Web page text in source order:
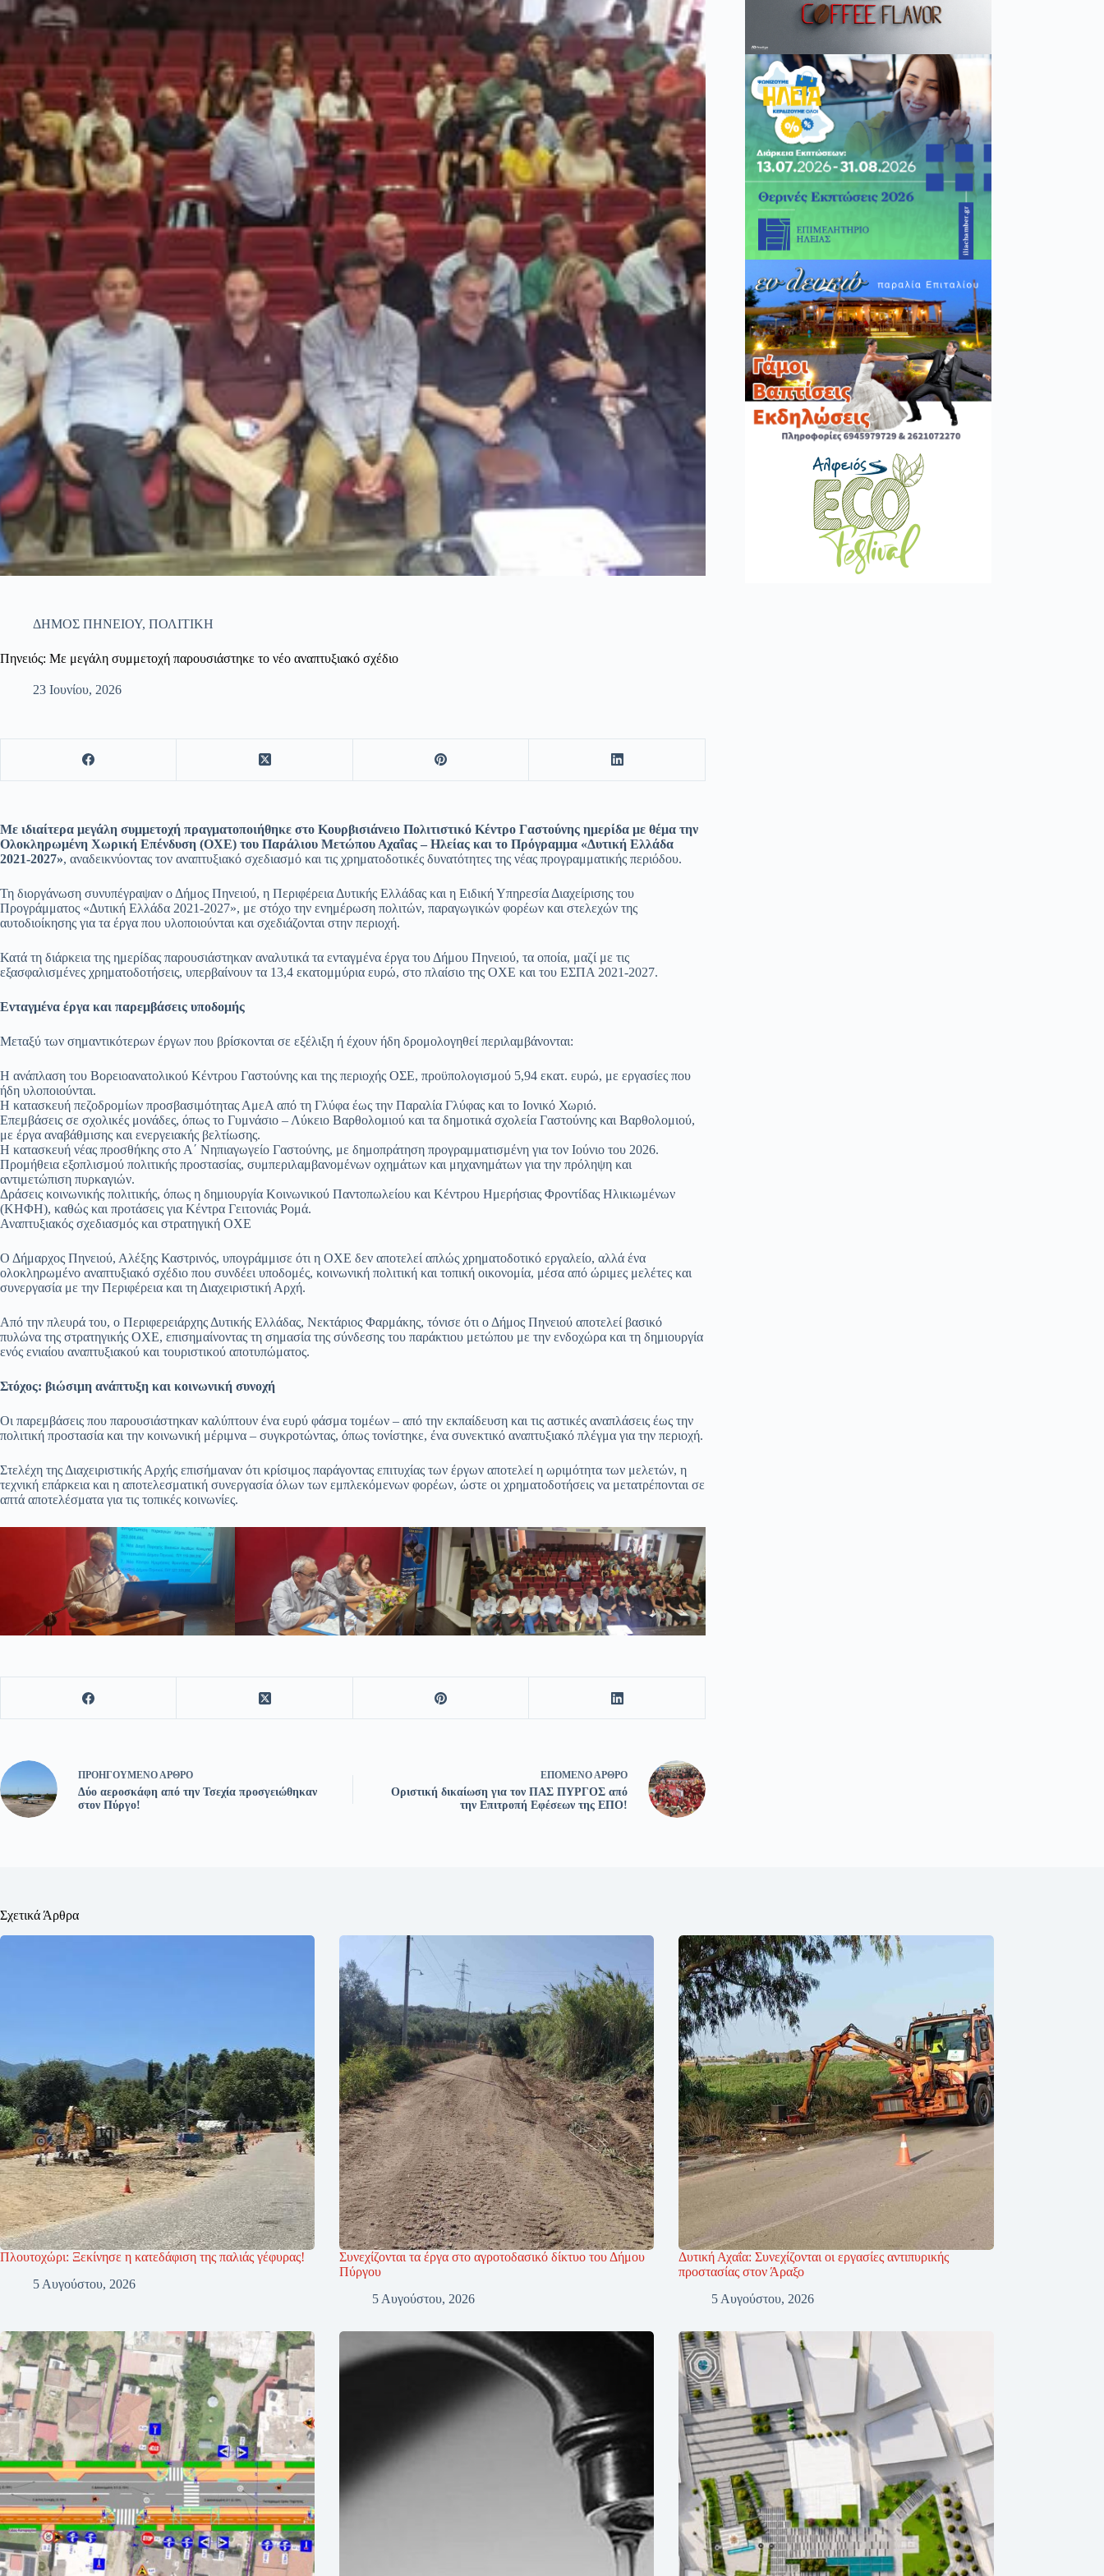
ΔΗΜΟΣ ΠΗΝΕΙΟΥ, ΠΟΛΙΤΙΚΗ
Πηνειός: Με μεγάλη συμμετοχή παρουσιάστηκε το νέο αναπτυξιακό σχέδιο
23 Ιουνίου, 2026
Με ιδιαίτερα μεγάλη συμμετοχή πραγματοποιήθηκε στο Κουρβισιάνειο Πολιτιστικό Κέντρο Γαστούνης ημερίδα με θέμα την
Ολοκληρωμένη Χωρική Επένδυση (ΟΧΕ) του Παράλιου Μετώπου Αχαΐας – Ηλείας και το Πρόγραμμα «Δυτική Ελλάδα
2021-2027», αναδεικνύοντας τον αναπτυξιακό σχεδιασμό και τις χρηματοδοτικές δυνατότητες της νέας προγραμματικής περιόδου.
Τη διοργάνωση συνυπέγραψαν ο Δήμος Πηνειού, η Περιφέρεια Δυτικής Ελλάδας και η Ειδική Υπηρεσία Διαχείρισης του
Προγράμματος «Δυτική Ελλάδα 2021-2027», με στόχο την ενημέρωση πολιτών, παραγωγικών φορέων και στελεχών της
αυτοδιοίκησης για τα έργα που υλοποιούνται και σχεδιάζονται στην περιοχή.
Κατά τη διάρκεια της ημερίδας παρουσιάστηκαν αναλυτικά τα ενταγμένα έργα του Δήμου Πηνειού, τα οποία, μαζί με τις
εξασφαλισμένες χρηματοδοτήσεις, υπερβαίνουν τα 13,4 εκατομμύρια ευρώ, στο πλαίσιο της ΟΧΕ και του ΕΣΠΑ 2021-2027.
Ενταγμένα έργα και παρεμβάσεις υποδομής
Μεταξύ των σημαντικότερων έργων που βρίσκονται σε εξέλιξη ή έχουν ήδη δρομολογηθεί περιλαμβάνονται:
Η ανάπλαση του Βορειοανατολικού Κέντρου Γαστούνης και της περιοχής ΟΣΕ, προϋπολογισμού 5,94 εκατ. ευρώ, με εργασίες που
ήδη υλοποιούνται.
Η κατασκευή πεζοδρομίων προσβασιμότητας ΑμεΑ από τη Γλύφα έως την Παραλία Γλύφας και το Ιονικό Χωριό.
Επεμβάσεις σε σχολικές μονάδες, όπως το Γυμνάσιο – Λύκειο Βαρθολομιού και τα δημοτικά σχολεία Γαστούνης και Βαρθολομιού,
με έργα αναβάθμισης και ενεργειακής βελτίωσης.
Η κατασκευή νέας προσθήκης στο Α΄ Νηπιαγωγείο Γαστούνης, με δημοπράτηση προγραμματισμένη για τον Ιούνιο του 2026.
Προμήθεια εξοπλισμού πολιτικής προστασίας, συμπεριλαμβανομένων οχημάτων και μηχανημάτων για την πρόληψη και
αντιμετώπιση πυρκαγιών.
Δράσεις κοινωνικής πολιτικής, όπως η δημιουργία Κοινωνικού Παντοπωλείου και Κέντρου Ημερήσιας Φροντίδας Ηλικιωμένων
(ΚΗΦΗ), καθώς και προτάσεις για Κέντρα Γειτονιάς Ρομά.
Αναπτυξιακός σχεδιασμός και στρατηγική ΟΧΕ
Ο Δήμαρχος Πηνειού, Αλέξης Καστρινός, υπογράμμισε ότι η ΟΧΕ δεν αποτελεί απλώς χρηματοδοτικό εργαλείο, αλλά ένα
ολοκληρωμένο αναπτυξιακό σχέδιο που συνδέει υποδομές, κοινωνική πολιτική και τοπική οικονομία, μέσα από ώριμες μελέτες και
συνεργασία με την Περιφέρεια και τη Διαχειριστική Αρχή.
Από την πλευρά του, ο Περιφερειάρχης Δυτικής Ελλάδας, Νεκτάριος Φαρμάκης, τόνισε ότι ο Δήμος Πηνειού αποτελεί βασικό
πυλώνα της στρατηγικής ΟΧΕ, επισημαίνοντας τη σημασία της σύνδεσης του παράκτιου μετώπου με την ενδοχώρα και τη δημιουργία
ενός ενιαίου αναπτυξιακού και τουριστικού αποτυπώματος.
Στόχος: βιώσιμη ανάπτυξη και κοινωνική συνοχή
Οι παρεμβάσεις που παρουσιάστηκαν καλύπτουν ένα ευρύ φάσμα τομέων – από την εκπαίδευση και τις αστικές αναπλάσεις έως την
πολιτική προστασία και την κοινωνική μέριμνα – συγκροτώντας, όπως τονίστηκε, ένα συνεκτικό αναπτυξιακό πλέγμα για την περιοχή.
Στελέχη της Διαχειριστικής Αρχής επισήμαναν ότι κρίσιμος παράγοντας επιτυχίας των έργων αποτελεί η ωριμότητα των μελετών, η
τεχνική επάρκεια και η αποτελεσματική συνεργασία όλων των εμπλεκόμενων φορέων, ώστε οι χρηματοδοτήσεις να μετατρέπονται σε
απτά αποτελέσματα για τις τοπικές κοινωνίες.
ΠΡΟΗΓΟΎΜΕΝΟ ΆΡΘΡΟ
Δύο αεροσκάφη από την Τσεχία προσγειώθηκαν
στον Πύργο!
ΕΠΌΜΕΝΟ ΆΡΘΡΟ
Οριστική δικαίωση για τον ΠΑΣ ΠΥΡΓΟΣ από
την Επιτροπή Εφέσεων της ΕΠΟ!
Σχετικά Άρθρα
Πλουτοχώρι: Ξεκίνησε η κατεδάφιση της παλιάς γέφυρας!
5 Αυγούστου, 2026
Συνεχίζονται τα έργα στο αγροτοδασικό δίκτυο του Δήμου
Πύργου
5 Αυγούστου, 2026
Δυτική Αχαΐα: Συνεχίζονται οι εργασίες αντιπυρικής
προστασίας στον Άραξο
5 Αυγούστου, 2026